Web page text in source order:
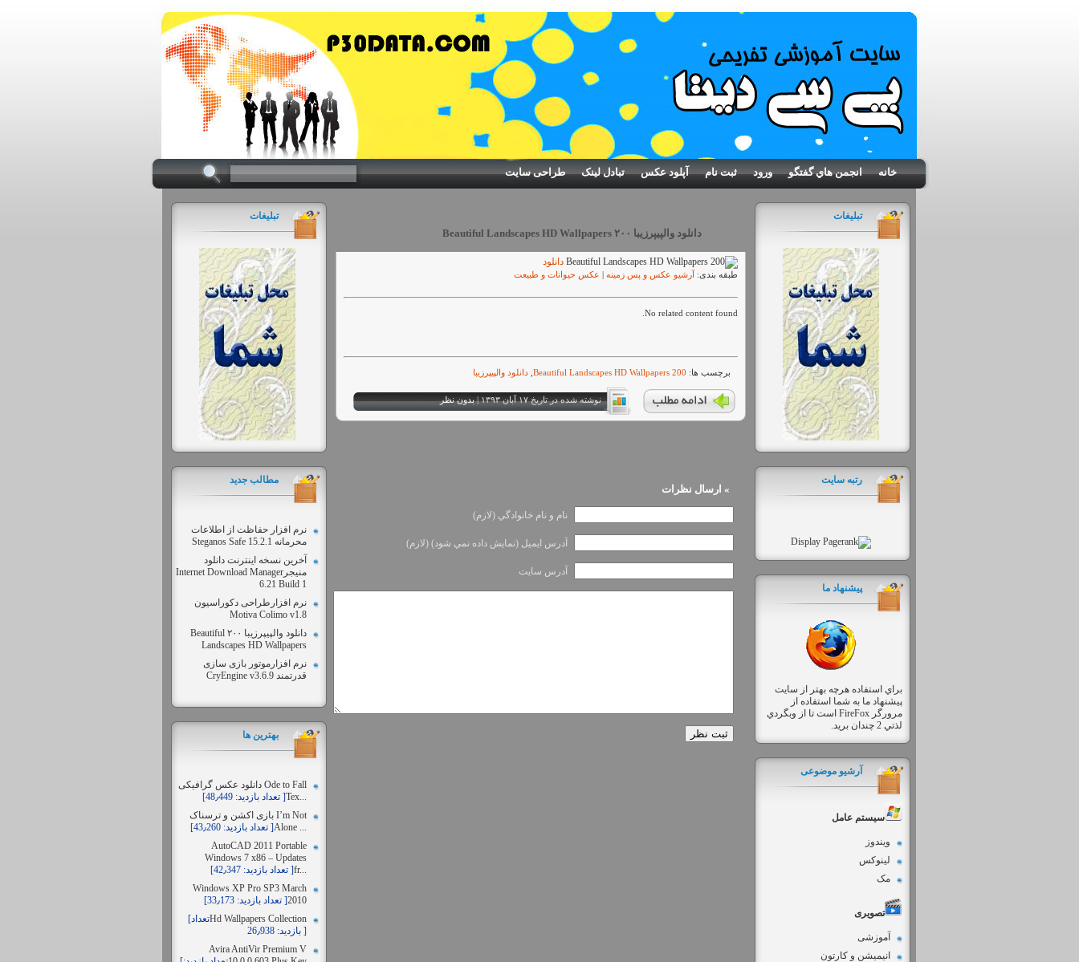
خانه انجمن هاي گفتگو ورود ثبت نام آپلود عکس تبادل لینک طراحی سایت
تبلیغات
آرشیو موضوعی
سیستم عامل
ویندوز
لینوکس
مک
تصویری
آموزشی
انیمیشن و کارتون
پیشنهاد ما
براي استفاده هرچه بهتر از سايت
پيشنهاد ما به شما استفاده از
مرورگر FireFox است تا از وبگردي
لذتي 2 چندان بريد.
رتبه سایت
دانلود والپیپرزیبا ۲۰۰ Beautiful Landscapes HD Wallpapers
دانلود
طبقه بندی: آرشیو عکس و پس زمینه عکس حیوانات و طبیعت
No related content found.
برچسب ها: 200 Beautiful Landscapes HD Wallpapers دانلود والپیپرزیبا
نوشته شده در تاريخ ۱۷ آبان ۱۳۹۳ | بدون نظر
» ارسال نظرات
نام و نام خانوادگي (لازم)
آدرس ايميل (نمايش داده نمي شود) (لازم)
آدرس سايت
تبلیغات
مطالب جديد
نرم افزار حفاظت از اطلاعات
محرمانه Steganos Safe 15.2.1
آخرین نسخه اینترنت دانلود
منیجرInternet Download Manager
6.21 Build 1
نرم افزارطراحی دکوراسیون
Motiva Colimo v1.8
دانلود والپیپرزیبا ۲۰۰ Beautiful
Landscapes HD Wallpapers
نرم افزارموتور بازی سازی
قدرتمند CryEngine v3.6.9
بهترين ها
دانلود عکس گرافیکی Ode to Fall
Tex...[تعداد بازدید: 48٫449 ]
بازی اکشن و ترسناک I’m Not
Alone ...[تعداد بازدید: 43٫260 ]
AutoCAD 2011 Portable
Windows 7 x86 – Updates
fr...[تعداد بازدید: 42٫347 ]
Windows XP Pro SP3 March
2010[تعداد بازدید: 33٫173 ]
Hd Wallpapers Collection
[تعداد
بازدید: 26٫938 ]
Avira AntiVir Premium V